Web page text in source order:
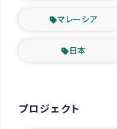
マレーシア
日本
プロジェクト